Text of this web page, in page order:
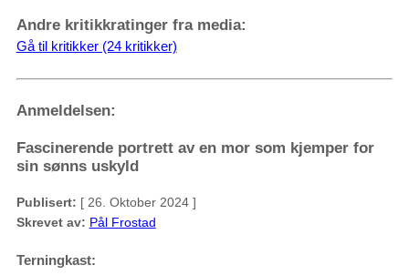
Andre kritikkratinger fra media:
Gå til kritikker (24 kritikker)
Anmeldelsen:
Fascinerende portrett av en mor som kjemper for
sin sønns uskyld
Publisert: [ 26. Oktober 2024 ]
Skrevet av: Pål Frostad
Terningkast: